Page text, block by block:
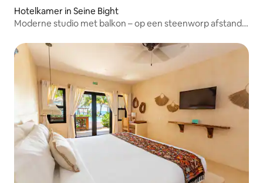
Hotelkamer in Seine Bight
Moderne studio met balkon – op een steenworp afstand